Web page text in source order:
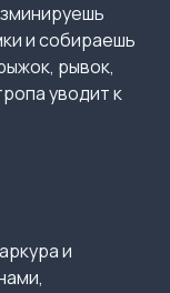
и собираешь
рывок,
уводит к
и